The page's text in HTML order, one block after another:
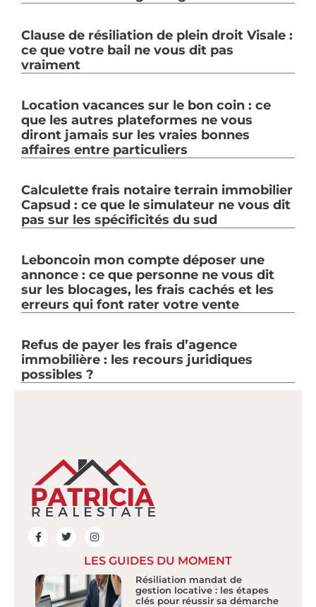
Clause de résiliation de plein droit Visale :
ce que votre bail ne vous dit pas
vraiment
Location vacances sur le bon coin : ce
que les autres plateformes ne vous
diront jamais sur les vraies bonnes
affaires entre particuliers
Calculette frais notaire terrain immobilier
Capsud : ce que le simulateur ne vous dit
pas sur les spécificités du sud
Leboncoin mon compte déposer une
annonce : ce que personne ne vous dit
sur les blocages, les frais cachés et les
erreurs qui font rater votre vente
Refus de payer les frais d’agence
immobilière : les recours juridiques
possibles ?
LES GUIDES DU MOMENT
Résiliation mandat de
gestion locative : les étapes
clés pour réussir sa démarche